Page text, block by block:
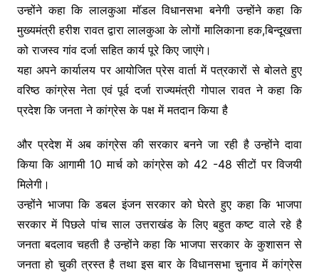
उन्होंने कहा कि लालकुआ मॉडल विधानसभा बनेगी उन्होंने कहा कि
मुख्यमंत्री हरीश रावत द्वारा लालकुआ के लोगों मालिकाना हक,बिन्दूखत्ता
को राजस्व गांव दर्जा सहित कार्य पूरे किए जाएंगे।
यहा अपने कार्यालय पर आयोजित प्रेस वार्ता में पत्रकारों से बोलते हुए
वरिष्ठ कांग्रेस नेता एवं पूर्व दर्जा राज्यमंत्री गोपाल रावत ने कहा कि
प्रदेश कि जनता ने कांग्रेस के पक्ष में मतदान किया है
और प्रदेश में अब कांग्रेस की सरकार बनने जा रही है उन्होंने दावा
किया कि आगामी 10 मार्च को कांग्रेस को 42 -48 सीटों पर विजयी
मिलेगी।
उन्होंने भाजपा कि डबल इंजन सरकार को घेरते हुए कहा कि भाजपा
सरकार में पिछले पांच साल उत्तराखंड के लिए बहुत कष्ट वाले रहे है
जनता बदलाव चहती है उन्होंने कहा कि भाजपा सरकार के कुशासन से
जनता हो चुकी त्रस्त है तथा इस बार के विधानसभा चुनाव में कांग्रेस